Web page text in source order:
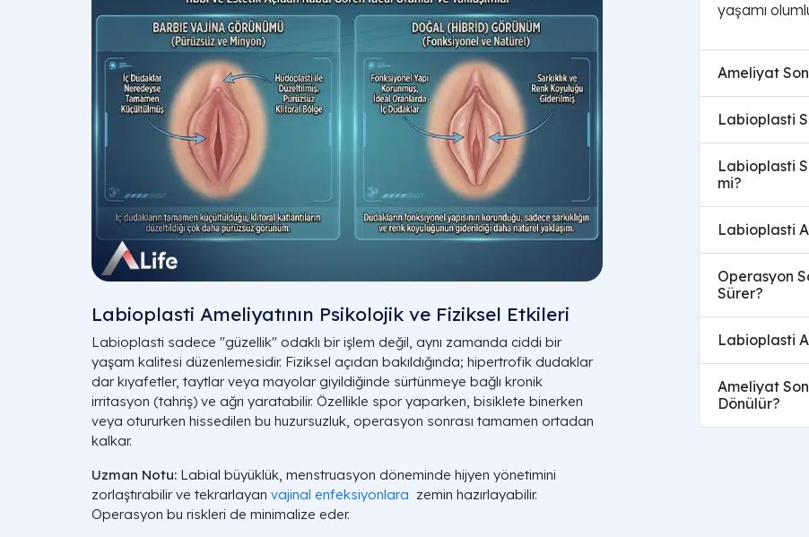
Labioplasti Ameliyatının Psikolojik ve Fiziksel Etkileri
Labioplasti sadece "güzellik" odaklı bir işlem değil, aynı zamanda ciddi bir
yaşam kalitesi düzenlemesidir. Fiziksel açıdan bakıldığında; hipertrofik dudaklar
dar kıyafetler, taytlar veya mayolar giyildiğinde sürtünmeye bağlı kronik
irritasyon (tahriş) ve ağrı yaratabilir. Özellikle spor yaparken, bisiklete binerken
veya otururken hissedilen bu huzursuzluk, operasyon sonrası tamamen ortadan
kalkar.
Uzman Notu: Labial büyüklük, menstruasyon döneminde hijyen yönetimini
zorlaştırabilir ve tekrarlayan vajinal enfeksiyonlara zemin hazırlayabilir.
Operasyon bu riskleri de minimalize eder.
yaşamı
Ameliyat
Labioplasti
Labioplasti
mi?
Labioplasti
Operasyon
Sürer?
Labioplasti
Ameliyat
Dönülür?